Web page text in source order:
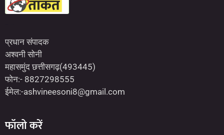
प्रधान संपादक
अश्वनी सोनी
महासमुंद छत्तीसगढ़(493445)
फोन:- 8827298555
ईमेल:-ashvineesoni8@gmail.com
फॉलो करें